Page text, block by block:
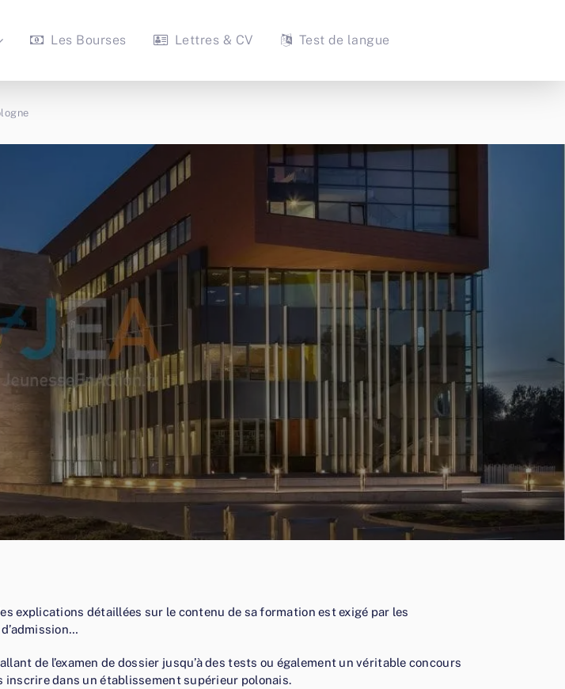
Les Bourses Lettres & CV Test de langue
explications détaillées sur le contenu de sa formation est exigé par les
de l’examen de dossier jusqu’à des tests ou également un véritable concours
inscrire dans un établissement supérieur polonais.